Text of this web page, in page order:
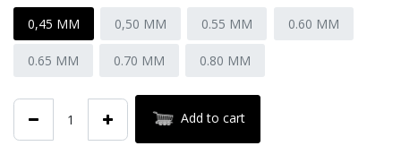
0,45 MM
0,50 MM 0.55 MM 0.60 MM
0.65 MM 0.70 MM 0.80 MM
Add to cart